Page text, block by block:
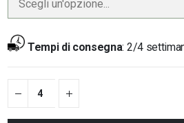
Scegli un'opzione...
Tempi di consegna: 2/4